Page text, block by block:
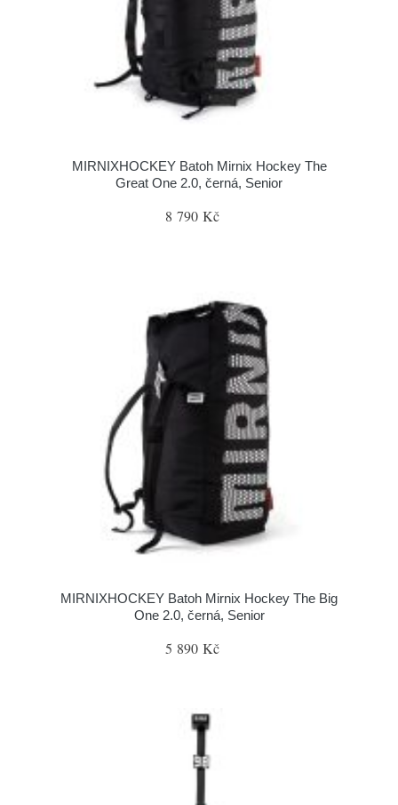
MIRNIXHOCKEY Batoh Mirnix Hockey The
Great One 2.0, černá, Senior
8 790 Kč
MIRNIXHOCKEY Batoh Mirnix Hockey The Big
One 2.0, černá, Senior
5 890 Kč